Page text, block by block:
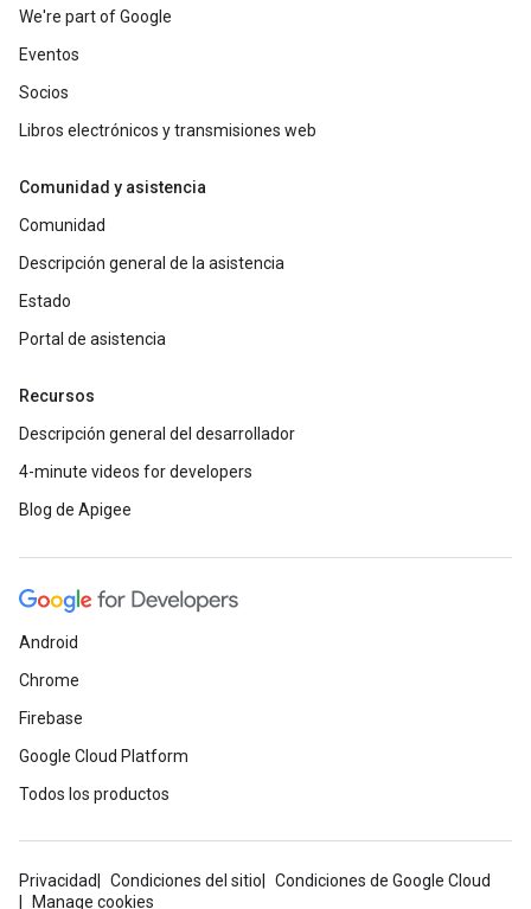
We're part of Google
Eventos
Socios
Libros electrónicos y transmisiones web
Comunidad y asistencia
Comunidad
Descripción general de la asistencia
Estado
Portal de asistencia
Recursos
Descripción general del desarrollador
4-minute videos for developers
Blog de Apigee
Android
Chrome
Firebase
Google Cloud Platform
Todos los productos
Privacidad Condiciones del sitio
Condiciones de Google Cloud
Manage cookies